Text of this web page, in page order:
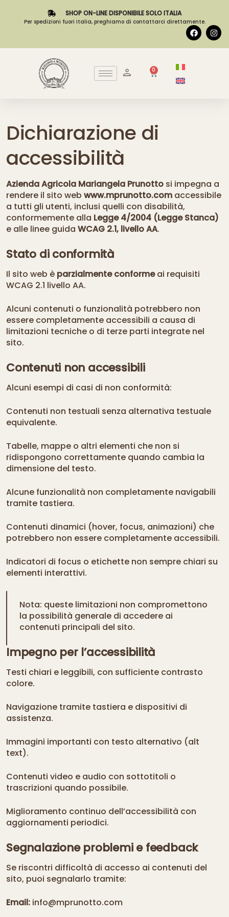
SHOP ON-LINE DISPONIBILE SOLO ITALIA
Per spedizioni fuori Italia, preghiamo di contattarci direttamente.
0
Dichiarazione di
accessibilità
Azienda Agricola Mariangela Prunotto si impegna a
rendere il sito web www.mprunotto.com accessibile
a tutti gli utenti, inclusi quelli con disabilità,
conformemente alla Legge 4/2004 (Legge Stanca)
e alle linee guida WCAG 2.1, livello AA.
Stato di conformità
Il sito web è parzialmente conformeai requisiti
WCAG 2.1 livello AA.
Alcuni contenuti o funzionalità potrebbero non
essere completamente accessibili a causa di
limitazioni tecniche o di terze parti integrate nel
sito.
Contenuti non accessibili
Alcuni esempi di casi di non conformità:
Contenuti non testuali senza alternativa testuale
equivalente.
Tabelle, mappe o altri elementi che non si
ridispongono correttamente quando cambia la
dimensione del testo.
Alcune funzionalità non completamente navigabili
tramite tastiera.
Contenuti dinamici (hover, focus, animazioni) che
potrebbero non essere completamente accessibili.
Indicatori di focus o etichette non sempre chiari su
elementi interattivi.
Nota: queste limitazioni non compromettono
la possibilità generale di accedere ai
contenuti principali del sito.
Impegno per l’accessibilità
Testi chiari e leggibili, con sufficiente contrasto
colore.
Navigazione tramite tastiera e dispositivi di
assistenza.
Immagini importanti con testo alternativo (alt
text).
Contenuti video e audio con sottotitoli o
trascrizioni quando possibile.
Miglioramento continuo dell’accessibilità con
aggiornamenti periodici.
Segnalazione problemi e feedback
Se riscontri difficoltà di accesso ai contenuti del
sito, puoi segnalarlo tramite:
Email: info@mprunotto.com